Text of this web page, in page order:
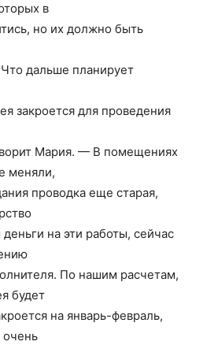
в
но их должно быть
дальше планирует
закроется для проведения
Мария. — В помещениях
меняли,
проводка еще старая,
на эти работы, сейчас
По нашим расчетам,
будет
на январь-февраль,
очень